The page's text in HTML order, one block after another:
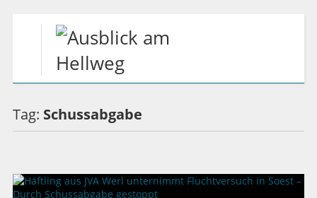
Tag: Schussabgabe